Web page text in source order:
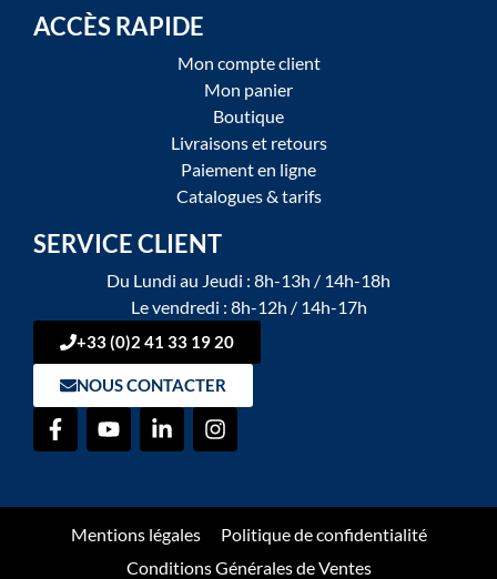
ACCÈS RAPIDE
Mon compte client
Mon panier
Boutique
Livraisons et retours
Paiement en ligne
Catalogues & tarifs
SERVICE CLIENT
Du Lundi au Jeudi : 8h-13h / 14h-18h
Le vendredi : 8h-12h / 14h-17h
+33 (0)2 41 33 19 20
NOUS CONTACTER
Mentions légales
Politique de confidentialité
Conditions Générales de Ventes